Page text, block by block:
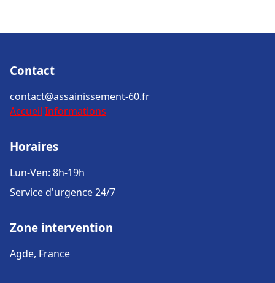
Contact
contact@assainissement-60.fr
Accueil Informations
Horaires
Lun-Ven: 8h-19h
Service d'urgence 24/7
Zone intervention
Agde, France